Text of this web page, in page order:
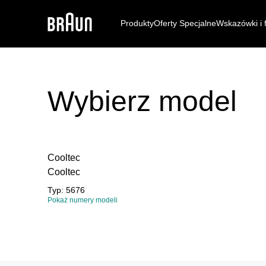
ProduktyOferty SpecjalneWskazówki i
Wybierz model
Cooltec
Cooltec
Typ: 5676
Pokaż numery modeli